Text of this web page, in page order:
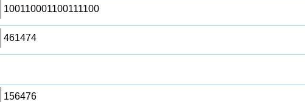
100110001100111100
461474
156476